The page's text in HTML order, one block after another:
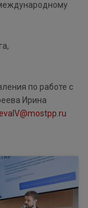
по работе с
Ирина